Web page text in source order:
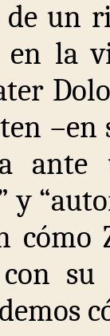
de un
en la
–en
y
cómo
su